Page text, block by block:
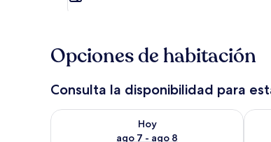
Opciones de habitación
Consulta la disponibilidad para
Hoy
ago 7 - ago 8
Consulta la disponibilidad para hoy ago 7 -